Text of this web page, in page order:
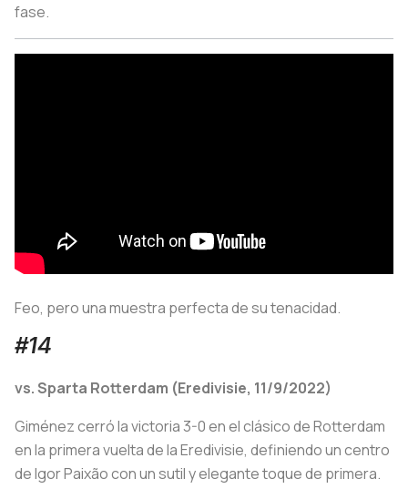
fase.
Feo, pero una muestra perfecta de su tenacidad.
#14
vs. Sparta Rotterdam (Eredivisie, 11/9/2022)
Giménez cerró la victoria 3-0 en el clásico de Rotterdam
en la primera vuelta de la Eredivisie, definiendo un centro
de Igor Paixão con un sutil y elegante toque de primera.